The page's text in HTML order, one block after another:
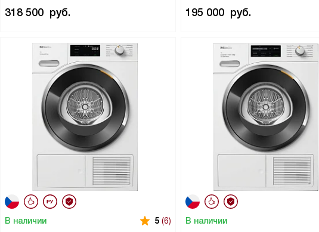
318 500 руб. 195 000 руб.
В наличии 5 (6) В наличии